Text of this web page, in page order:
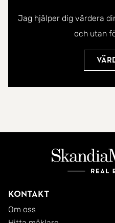
Jag hjälper dig värdera
och utan
Kontakt
Om oss